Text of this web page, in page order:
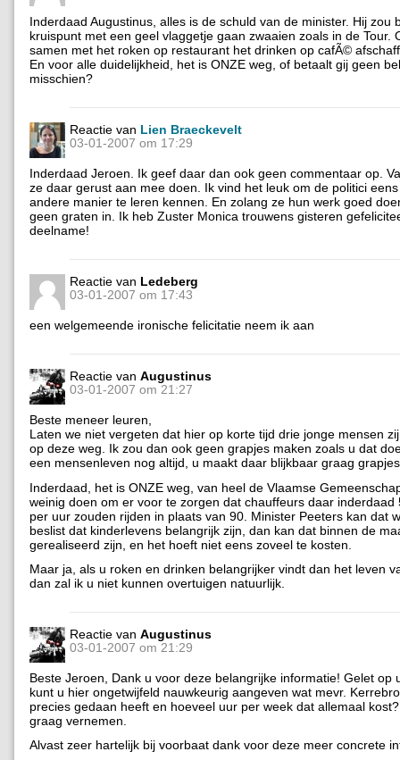
Inderdaad Augustinus, alles is de schuld van de minister. Hij zou
kruispunt met een geel vlaggetje gaan zwaaien zoals in de Tour.
samen met het roken op restaurant het drinken op cafÃ©
En voor alle duidelijkheid, het is ONZE weg, of betaalt gij geen
misschien?
Reactie van Lien Braeckevelt
03-01-2007 om 17:29
Inderdaad Jeroen. Ik geef daar dan ook geen commentaar op.
ze daar gerust aan mee doen. Ik vind het leuk om de politici
andere manier te leren kennen. En zolang ze hun werk goed
geen graten in. Ik heb Zuster Monica trouwens gisteren
deelname!
Reactie van Ledeberg
03-01-2007 om 17:43
een welgemeende ironische felicitatie neem ik aan
Reactie van Augustinus
03-01-2007 om 21:27
Beste meneer leuren,
Laten we niet vergeten dat hier op korte tijd drie jonge mensen
op deze weg. Ik zou dan ook geen grapjes maken zoals u dat
een mensenleven nog altijd, u maakt daar blijkbaar graag
Inderdaad, het is ONZE weg, van heel de Vlaamse
weinig doen om er voor te zorgen dat chauffeurs daar inderdaad
per uur zouden rijden in plaats van 90. Minister Peeters kan dat
beslist dat kinderlevens belangrijk zijn, dan kan dat binnen de
gerealiseerd zijn, en het hoeft niet eens zoveel te kosten.
Maar ja, als u roken en drinken belangrijker vindt dan het leven
dan zal ik u niet kunnen overtuigen natuurlijk.
Reactie van Augustinus
03-01-2007 om 21:29
Beste Jeroen, Dank u voor deze belangrijke informatie! Gelet op
kunt u hier ongetwijfeld nauwkeurig aangeven wat mevr.
precies gedaan heeft en hoeveel uur per week dat allemaal
graag vernemen.
Alvast zeer hartelijk bij voorbaat dank voor deze meer concrete